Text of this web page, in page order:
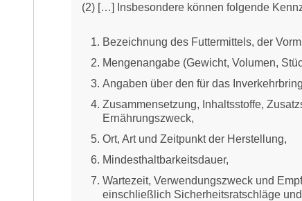
(2) […] Insbesondere können folgende
Bezeichnung des Futtermittels, der
Mengenangabe (Gewicht, Volumen,
Angaben über den für das
Zusammensetzung, Inhaltsstoffe,
Ernährungszweck,
Ort, Art und Zeitpunkt der Herstellung,
Mindesthaltbarkeitsdauer,
Wartezeit, Verwendungszweck und
einschließlich Sicherheitsratschläge